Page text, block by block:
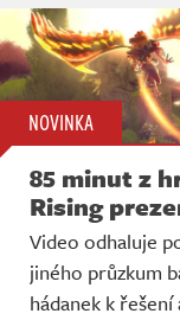
NOVINKA
85 minut z
Rising
Video odhaluje
jiného průzkum
hádanek k